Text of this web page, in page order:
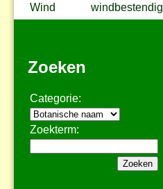
Wind
windbestendig
Zoeken
Categorie:
Zoekterm: